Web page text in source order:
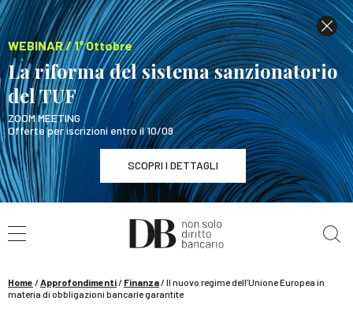
WEBINAR / 1° Ottobre
La riforma del sistema sanzionatorio
del TUF
ZOOM MEETING
Offerte per iscrizioni entro il 10/09
SCOPRI I DETTAGLI
WEBINAR / 1° Ottobre
La riforma del sistema sanzionatorio del TUF
Home /Approfondimenti/ Finanza/Il nuovo regime dell’Unione Europea in
materia di obbligazioni bancarie garantite